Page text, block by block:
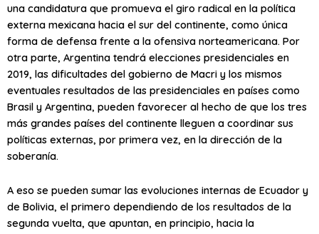
una candidatura que promueva el giro radical en la política
externa mexicana hacia el sur del continente, como única
forma de defensa frente a la ofensiva norteamericana. Por
otra parte, Argentina tendrá elecciones presidenciales en
2019, las dificultades del gobierno de Macri y los mismos
eventuales resultados de las presidenciales en países como
Brasil y Argentina, pueden favorecer al hecho de que los tres
más grandes países del continente lleguen a coordinar sus
políticas externas, por primera vez, en la dirección de la
soberanía.
A eso se pueden sumar las evoluciones internas de Ecuador y
de Bolivia, el primero dependiendo de los resultados de la
segunda vuelta, que apuntan, en principio, hacia la